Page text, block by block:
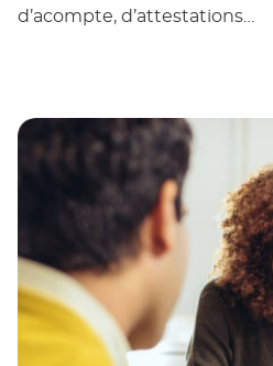
d’acompte, d’attestations…